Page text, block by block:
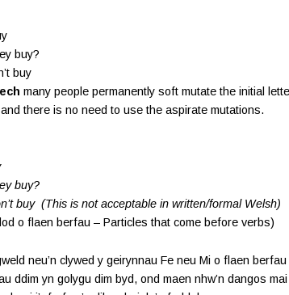
buy?
buy
many people permanently soft mutate the initial
there is no need to use the aspirate mutations.
buy?
buy (This is not acceptable in written/formal Welsh)
o flaen berfau – Particles that come before verbs)
neu’n clywed y geirynnau Fe neu Mi o flaen
ddim yn golygu dim byd, ond maen nhw’n dangos